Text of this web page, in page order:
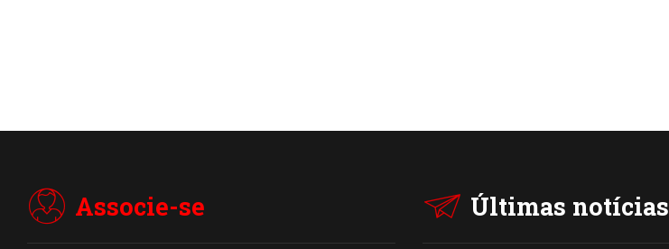
Associe-se Últimas notícias